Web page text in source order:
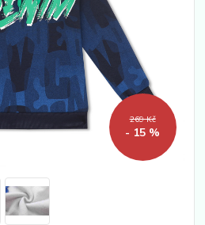
269 Kč
- 15 %